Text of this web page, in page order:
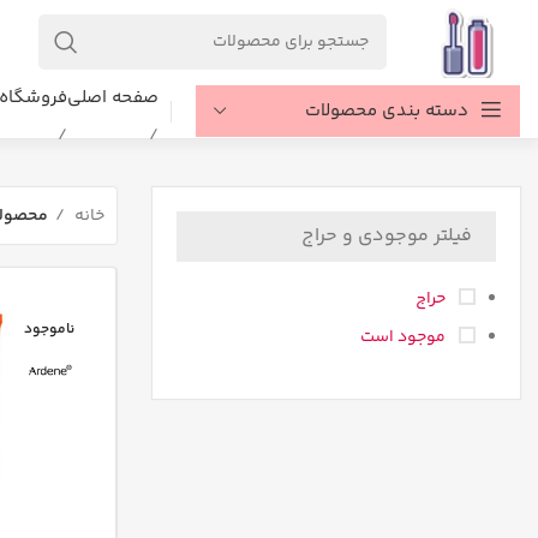
دسته بندی محصولات صفحه اصلیفروشگاه
فیلتر موجودی و حراج
حراج
موجود است
خانه
ناموجود